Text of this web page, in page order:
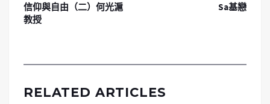
信仰與自由（二）何光滬
教授
Sa基戀
RELATED ARTICLES